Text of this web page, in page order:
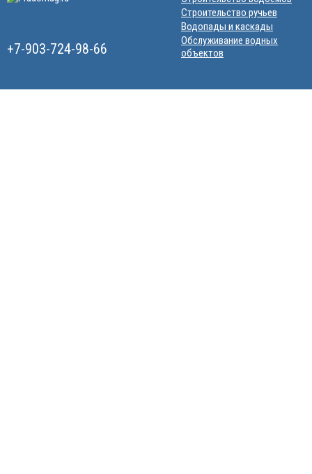
+7-903-724-98-66
Строительство ручьев
Водопады и каскады
Обслуживание водных
объектов